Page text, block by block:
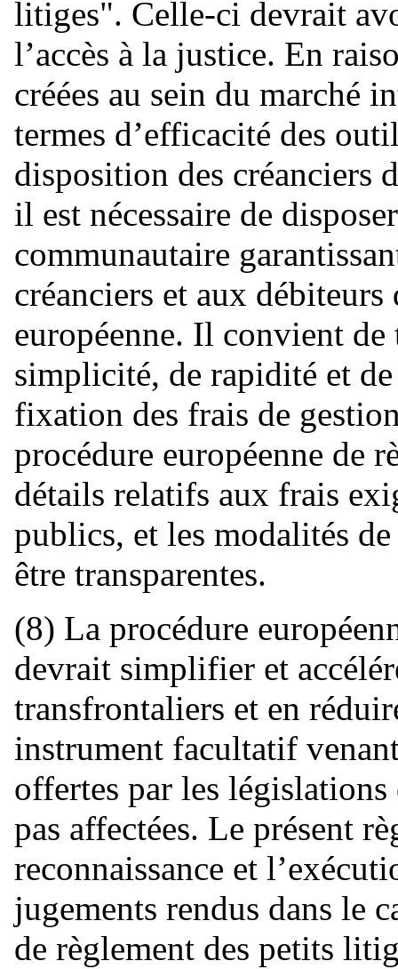
litiges". Celle-ci devrait
l’accès à la justice. En
créées au sein du marché
termes d’efficacité des
disposition des créanciers
il est nécessaire de
communautaire
créanciers et aux
européenne. Il convient
simplicité, de rapidité et
fixation des frais de
procédure européenne de
détails relatifs aux frais
publics, et les modalités
être transparentes.
(8) La procédure
devrait simplifier et
transfrontaliers et en
instrument facultatif
offertes par les
pas affectées. Le présent
reconnaissance et
jugements rendus dans le
de règlement des petits